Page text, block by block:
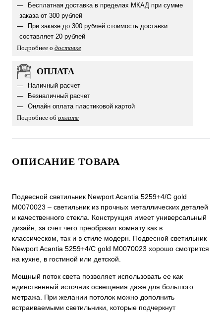
Бесплатная доставка в пределах МКАД при сумме
заказа от 300 рублей
При заказе до 300 рублей стоимость доставки
составляет 20 рублей
Подробнее о доставке
ОПЛАТА
Наличный расчет
Безналичный расчет
Онлайн оплата пластиковой картой
Подробнее об оплате
ОПИСАНИЕ ТОВАРА
Подвесной светильник Newport Acantia 5259+4/C gold
М0070023 – светильник из прочных металлических деталей
и качественного стекла. Конструкция имеет универсальный
дизайн, за счет чего преобразит комнату как в
классическом, так и в стиле модерн. Подвесной светильник
Newport Acantia 5259+4/C gold М0070023 хорошо смотрится
на кухне, в гостиной или детской.
Мощный поток света позволяет использовать ее как
единственный источник освещения даже для большого
метража. При желании потолок можно дополнить
встраиваемыми светильники, которые подчеркнут